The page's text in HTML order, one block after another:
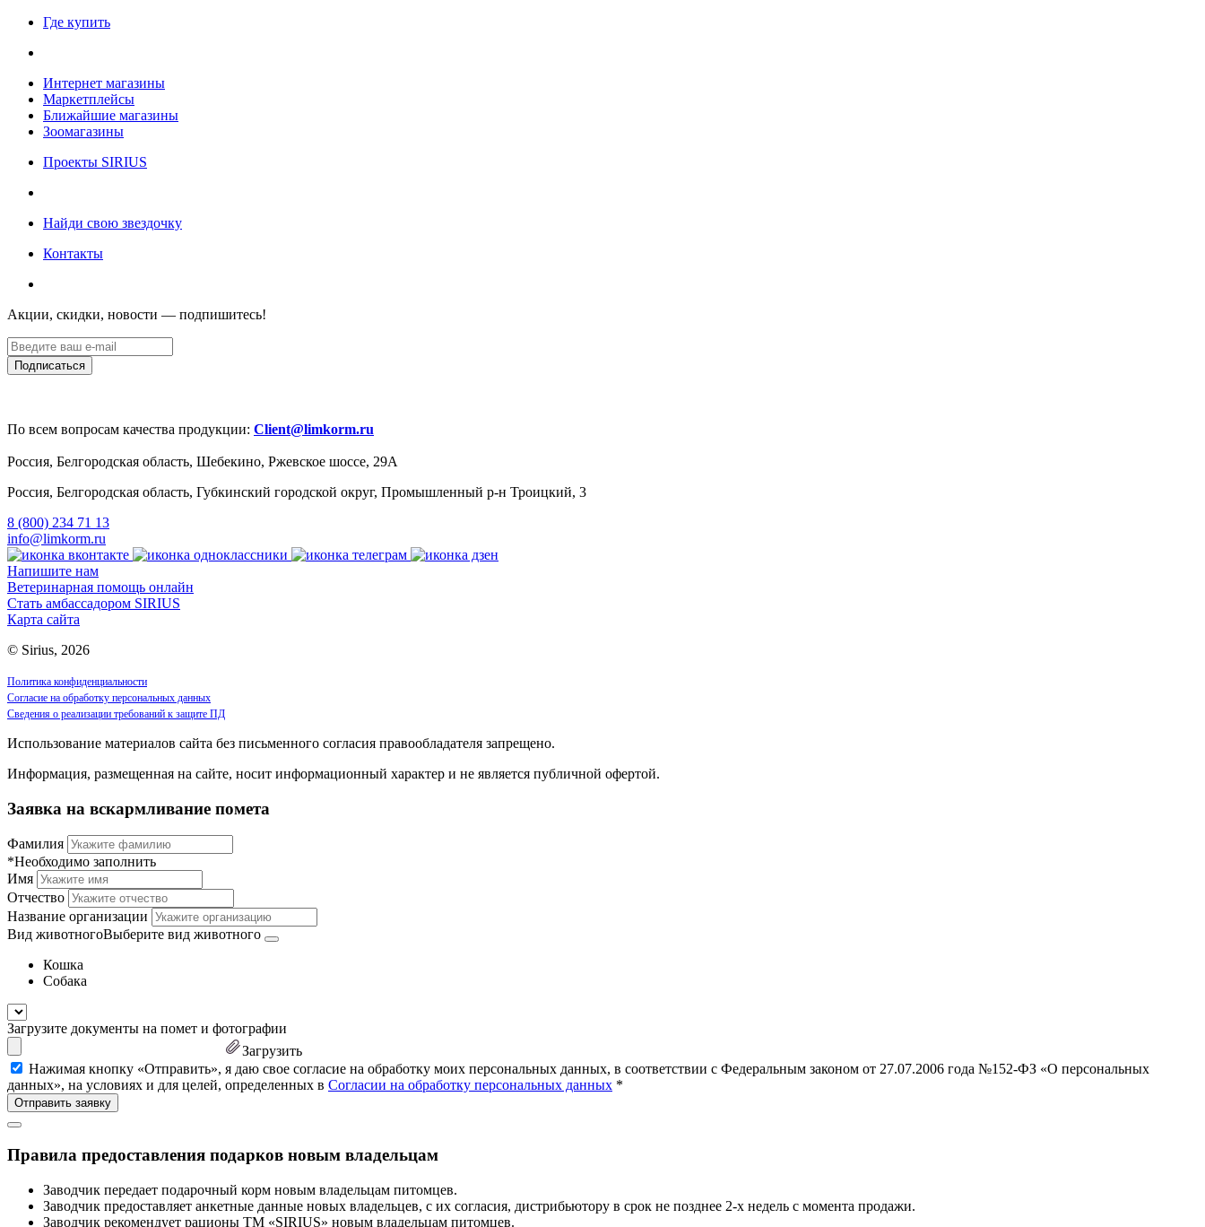
Где купить
Интернет магазины
Маркетплейсы
Ближайшие магазины
Зоомагазины
Проекты SIRIUS
Найди свою звездочку
Контакты
Акции, скидки, новости — подпишитесь!
По всем вопросам качества продукции: Client@limkorm.ru
Россия, Белгородская область, Шебекино, Ржевское шоссе, 29А
Россия, Белгородская область, Губкинский городской округ, Промышленный р-н Троицкий, 3
8 (800) 234 71 13
info@limkorm.ru
Напишите нам
Ветеринарная помощь онлайн
Стать амбассадором SIRIUS
Карта сайта
© Sirius, 2026
Политика конфиденциальности
Согласие на обработку персональных данных
Сведения о реализации требований к защите ПД
Использование материалов сайта без письменного согласия правообладателя запрещено.
Информация, размещенная на сайте, носит информационный характер и не является публичной офертой.
Заявка на вскармливание помета
Фамилия
*Необходимо заполнить
Имя
Отчество
Название организации
Вид животногоВыберите вид животного
Кошка
Собака
Загрузите документы на помет и фотографии
Загрузить
Нажимая кнопку «Отправить», я даю свое согласие на обработку моих персональных данных, в соответствии с Федеральным законом от 27.07.2006 года №152-ФЗ «О персональных
данных», на условиях и для целей, определенных в Согласии на обработку персональных данных *
Правила предоставления подарков новым владельцам
Заводчик передает подарочный корм новым владельцам питомцев.
Заводчик предоставляет анкетные данные новых владельцев, с их согласия, дистрибьютору в срок не позднее 2-х недель с момента продажи.
Заводчик рекомендует рационы ТМ «SIRIUS» новым владельцам питомцев.